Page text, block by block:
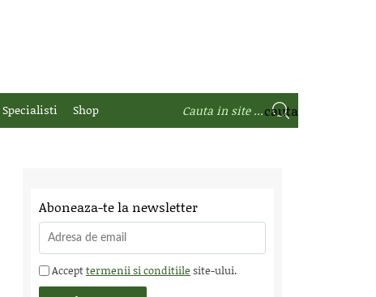
Specialisti Shop
Aboneaza-te la newsletter
Accepttermenii si conditiile site-ului.